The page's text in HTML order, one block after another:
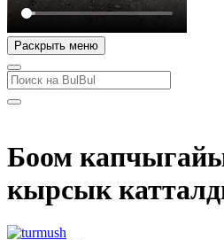
Раскрыть меню
Боом
кырсык